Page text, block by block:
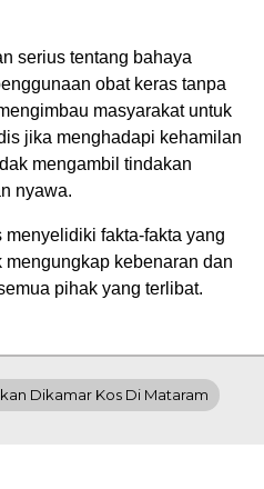
serius tentang bahaya
obat keras tanpa
masyarakat untuk
jika menghadapi kehamilan
mengambil tindakan
nyawa.
fakta-fakta yang
kebenaran dan
pihak yang terlibat.
Dikamar Kos Di Mataram